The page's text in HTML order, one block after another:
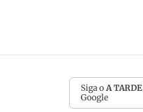
Siga o A TARDE
Google